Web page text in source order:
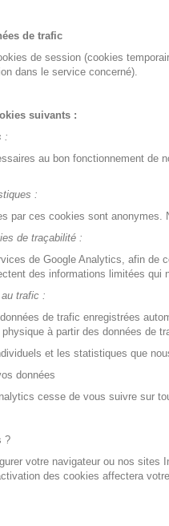
de trafic
de session (cookies
dans le service concerné).
suivants :
:
au bon fonctionnement
:
par ces cookies sont
de traçabilité :
de Google Analytics, afin
des informations limitées qui
trafic :
de trafic enregistrées
à partir des données de
et les statistiques que
données
cesse de vous suivre sur
?
votre navigateur ou nos
des cookies affectera